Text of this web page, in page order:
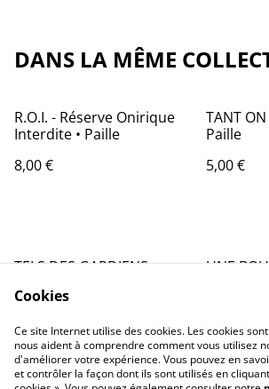
DANS LA MÊME
R.O.I. - Réserve Onirique
Interdite • Paille
8,00 €
TANT ON
Paille
5,00 €
TELS DES GARDIENS •
UNE
Cookies
Ce site Internet utilise des cookies. Les cookies
nous aident à comprendre comment vous utilisez
d'améliorer votre expérience. Vous pouvez en
et contrôler la façon dont ils sont utilisés en